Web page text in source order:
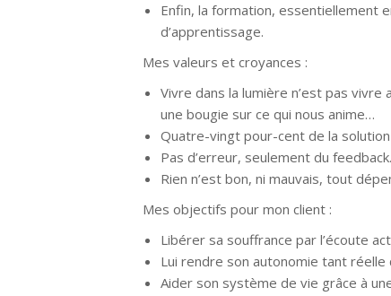
Enfin, la formation, essentiellement
d’apprentissage.
Mes valeurs et croyances :
Vivre dans la lumière n’est pas
une bougie sur ce qui nous anime…
Quatre-vingt pour-cent de la
Pas d’erreur, seulement du feedback.
Rien n’est bon, ni mauvais, tout
Mes objectifs pour mon client :
Libérer sa souffrance par l’écoute
Lui rendre son autonomie tant réelle
Aider son système de vie grâce à